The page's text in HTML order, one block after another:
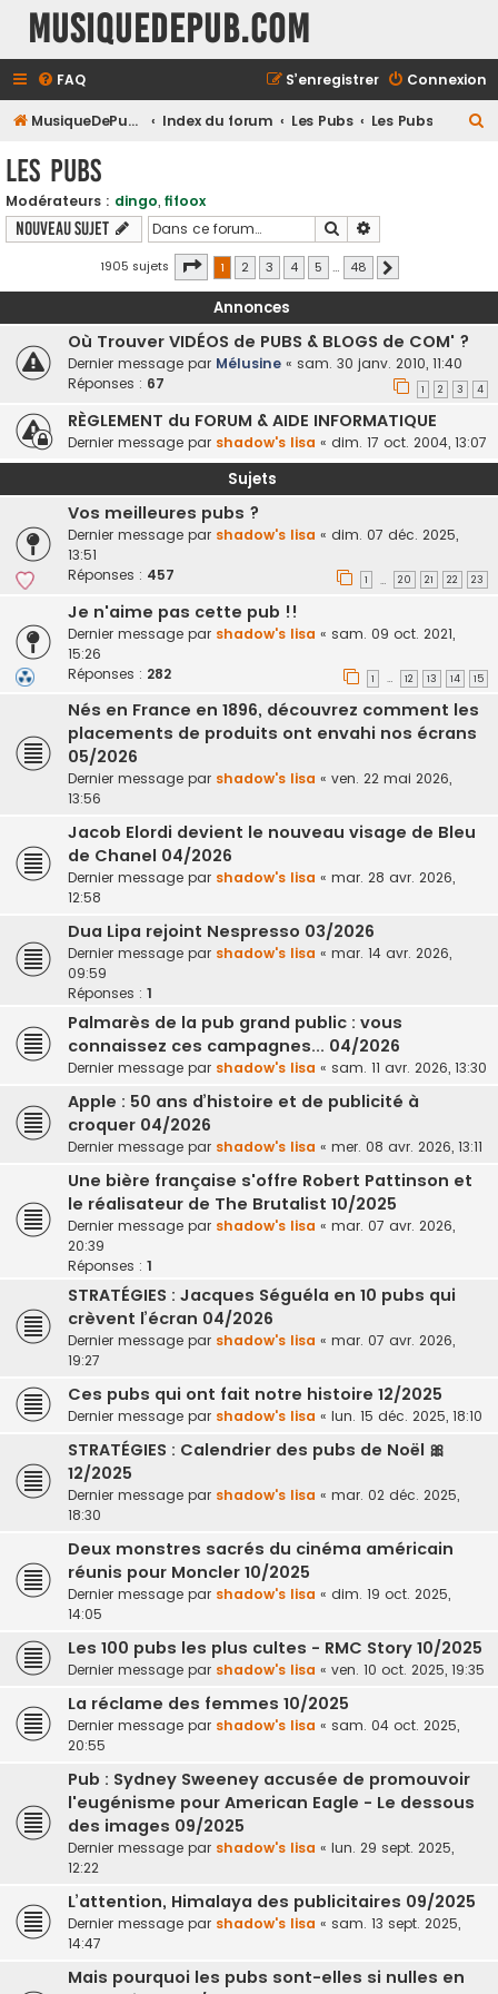
MusiqueDePub.com
FAQ Connexion
S’enregistrer
MusiqueDePub.com Index du forum Les Pubs Les Pubs
c
h
r
Les Pubs
Modérateurs : dingo, fifoox
Nouveau sujet Rechercher
1905 sujets Page 1sur48
1 2 3 4 5 … 48
Annonces
Où Trouver VIDÉOS de PUBS & BLOGS de COM' ?
Dernier message par Mélusine « sam. 30 janv. 2010, 11:40
Réponses : 67 1 2 3 4
RÈGLEMENT du FORUM & AIDE INFORMATIQUE
Dernier message par shadow's lisa « dim. 17 oct. 2004, 13:07
Sujets
Vos meilleures pubs ?
Dernier message par shadow's lisa « dim. 07 déc. 2025,
13:51
Réponses : 457 1 … 20 21 22 23
Je n'aime pas cette pub !!
Dernier message par shadow's lisa « sam. 09 oct. 2021,
15:26
Réponses : 282 1 … 12 13 14 15
Nés en France en 1896, découvrez comment les
placements de produits ont envahi nos écrans
05/2026
Dernier message par shadow's lisa « ven. 22 mai 2026,
13:56
Jacob Elordi devient le nouveau visage de Bleu
de Chanel 04/2026
Dernier message par shadow's lisa « mar. 28 avr. 2026,
12:58
Dua Lipa rejoint Nespresso 03/2026
Dernier message par shadow's lisa « mar. 14 avr. 2026,
09:59
Réponses : 1
Palmarès de la pub grand public : vous
connaissez ces campagnes... 04/2026
Dernier message par shadow's lisa « sam. 11 avr. 2026, 13:30
Apple : 50 ans d’histoire et de publicité à
croquer 04/2026
Dernier message par shadow's lisa « mer. 08 avr. 2026, 13:11
Une bière française s'offre Robert Pattinson et
le réalisateur de The Brutalist 10/2025
Dernier message par shadow's lisa « mar. 07 avr. 2026,
20:39
Réponses : 1
STRATÉGIES : Jacques Séguéla en 10 pubs qui
crèvent l’écran 04/2026
Dernier message par shadow's lisa « mar. 07 avr. 2026,
19:27
Ces pubs qui ont fait notre histoire 12/2025
Dernier message par shadow's lisa « lun. 15 déc. 2025, 18:10
STRATÉGIES : Calendrier des pubs de Noël 🎀
12/2025
Dernier message par shadow's lisa « mar. 02 déc. 2025,
18:30
Deux monstres sacrés du cinéma américain
réunis pour Moncler 10/2025
Dernier message par shadow's lisa « dim. 19 oct. 2025,
14:05
Les 100 pubs les plus cultes - RMC Story 10/2025
Dernier message par shadow's lisa « ven. 10 oct. 2025, 19:35
La réclame des femmes 10/2025
Dernier message par shadow's lisa « sam. 04 oct. 2025,
20:55
Pub : Sydney Sweeney accusée de promouvoir
l'eugénisme pour American Eagle - Le dessous
des images 09/2025
Dernier message par shadow's lisa « lun. 29 sept. 2025,
12:22
L’attention, Himalaya des publicitaires 09/2025
Dernier message par shadow's lisa « sam. 13 sept. 2025,
14:47
Mais pourquoi les pubs sont-elles si nulles en